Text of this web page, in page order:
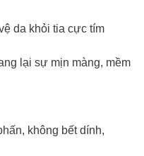
da khỏi tia cực tím
lại sự mịn màng, mềm
không bết dính,